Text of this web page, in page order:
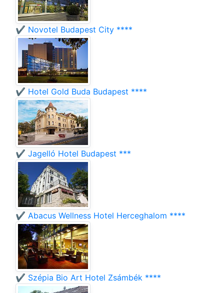
✔️ Novotel Budapest City ****
✔️ Hotel Gold Buda Budapest ****
✔️ Jagelló Hotel Budapest ***
✔️ Abacus Wellness Hotel Herceghalom ****
✔️ Szépia Bio Art Hotel Zsámbék ****